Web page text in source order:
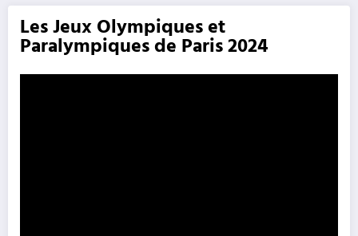
Les Jeux Olympiques et
Paralympiques de Paris 2024